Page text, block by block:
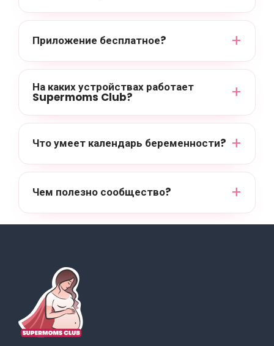
Приложение бесплатное?
На каких устройствах работает
Supermoms Club?
Что умеет календарь беременности?
Чем полезно сообщество?